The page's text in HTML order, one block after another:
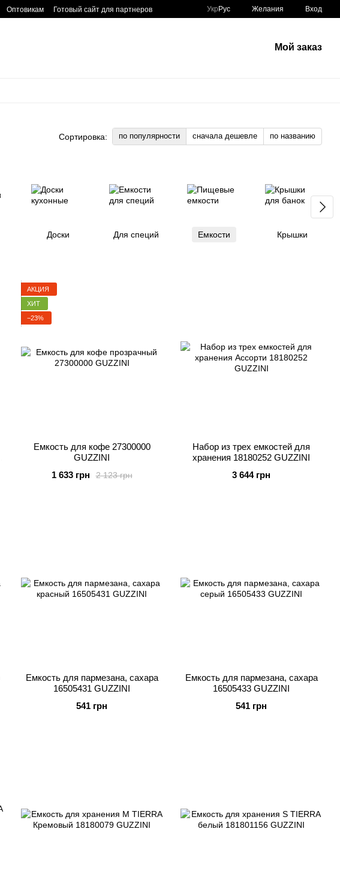
Оптовикам Готовый сайт для партнеров Укр Рус Желания Вход
Мой заказ
Сортировка: по популярности сначала дешевле по названию
Доски Для специй Емкости Крышки
АКЦИЯ
ХИТ
−23%
Емкость для кофе 27300000
GUZZINI
2 123 грн
1 633 грн
Набор из трех емкостей для
хранения 18180252 GUZZINI
3 644 грн
Емкость для пармезана, сахара
16505431 GUZZINI
541 грн
Емкость для пармезана, сахара
16505433 GUZZINI
541 грн